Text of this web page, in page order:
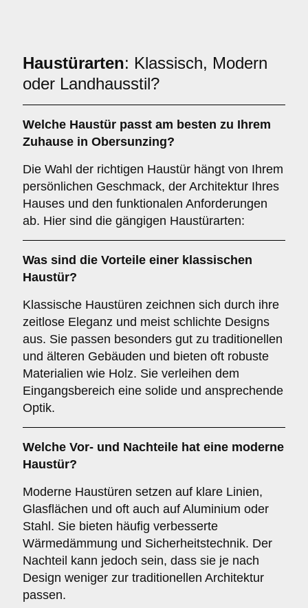
Haustürarten: Klassisch, Modern
oder Landhausstil?
Welche Haustür passt am besten zu Ihrem
Zuhause in Obersunzing?
Die Wahl der richtigen Haustür hängt von Ihrem
persönlichen Geschmack, der Architektur Ihres
Hauses und den funktionalen Anforderungen
ab. Hier sind die gängigen Haustürarten:
Was sind die Vorteile einer klassischen
Haustür?
Klassische Haustüren zeichnen sich durch ihre
zeitlose Eleganz und meist schlichte Designs
aus. Sie passen besonders gut zu traditionellen
und älteren Gebäuden und bieten oft robuste
Materialien wie Holz. Sie verleihen dem
Eingangsbereich eine solide und ansprechende
Optik.
Welche Vor- und Nachteile hat eine moderne
Haustür?
Moderne Haustüren setzen auf klare Linien,
Glasflächen und oft auch auf Aluminium oder
Stahl. Sie bieten häufig verbesserte
Wärmedämmung und Sicherheitstechnik. Der
Nachteil kann jedoch sein, dass sie je nach
Design weniger zur traditionellen Architektur
passen.